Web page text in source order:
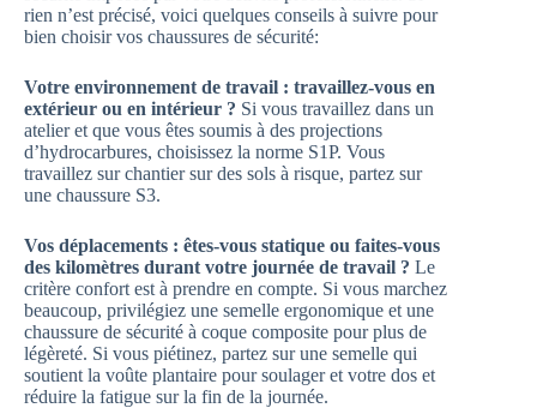
rien n’est précisé, voici quelques conseils à suivre pour
bien choisir vos chaussures de sécurité:
Votre environnement de travail : travaillez-vous en
extérieur ou en intérieur ? Si vous travaillez dans un
atelier et que vous êtes soumis à des projections
d’hydrocarbures, choisissez la norme S1P. Vous
travaillez sur chantier sur des sols à risque, partez sur
une chaussure S3.
Vos déplacements : êtes-vous statique ou faites-vous
des kilomètres durant votre journée de travail ? Le
critère confort est à prendre en compte. Si vous marchez
beaucoup, privilégiez une semelle ergonomique et une
chaussure de sécurité à coque composite pour plus de
légèreté. Si vous piétinez, partez sur une semelle qui
soutient la voûte plantaire pour soulager et votre dos et
réduire la fatigue sur la fin de la journée.